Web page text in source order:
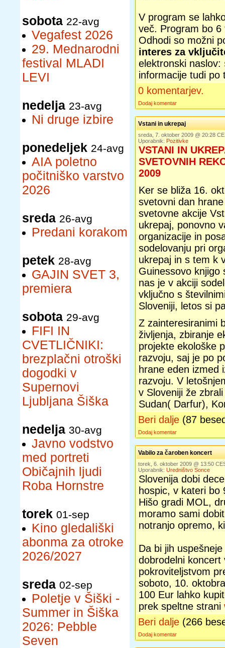
sobota 22-avg
Vegafest 2026
29. Mednarodni
festival MLADI
LEVI
nedelja 23-avg
Ni druge izbire
ponedeljek 24-avg
AIA poletno
počitniško varstvo
2026
sreda 26-avg
Predani korakom
petek 28-avg
GAJIN SVET 3,
premiera
sobota 29-avg
FIFI IN
CVETLIČNIKI:
brezplačni otroški
dogodki v
Supernovi
Ljubljana Šiška
nedelja 30-avg
Javno vodstvo
med portreti
Običajnih ljudi
Roba Hornstre
torek 01-sep
Kino gledališki
abonma za otroke
2026/2027
sreda 02-sep
Poletje v Šiški -
Summer in Šiška
2026: Pebble
Seven
V program se
več. Program bo 6
Odhodi so možni
interes za
elektronski naslov:
informacije tudi po
0 komentarjev.
Dodaj komentar
Vstani in ukrepaj
sreda, 7. oktober 2009 @ 20:28
Uporabnik: Pozitivke
VSTANI IN
SVETOVNIH
2009
Ker se bliža 16.
svetovni dan
svetovne akcije
ukrepaj, ponovno
organizacije in
sodelovanju pri
ukrepaj in s tem k
Guinessovo knjigo
nas je v akciji
vključno s
Sloveniji, letos si
Z zainteresiranimi
življenja, zbiranje
projekte ekološke
razvoju, saj je po
hrane eden izmed
razvoju. V
v Sloveniji že
Sudan( Darfur),
Beri dalje (87
Dodaj komentar
Vabilo za čaroben koncert
torek, 6. oktober 2009 @ 13:50
Uporabnik: Uredništvo Sonce
Slovenija dobi
hospic, v kateri bo
Hišo gradi MOL,
moramo sami
notranjo opremo,
Da bi jih
dobrodelni koncert
pokroviteljstvom
soboto, 10.
100 Eur lahko
prek speltne strani
Beri dalje (266
Dodaj komentar